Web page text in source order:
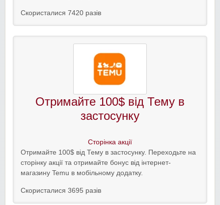
Скористалися 7420 разів
Отримайте 100$ від Тему в
застосунку
Сторінка акції
Отримайте 100$ від Тему в застосунку. Переходьте на
сторінку акції та отримайте бонус від інтернет-
магазину Temu в мобільному додатку.
Скористалися 3695 разів